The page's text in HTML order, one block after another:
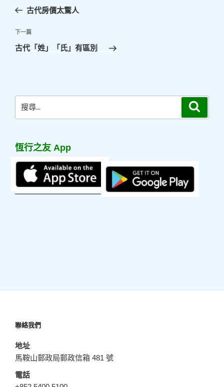
覽
一
文
章
古代房價太驚人
下
一
下一篇
古代「姓」「氏」有區別
尋
字:
恆行之友 App
聯絡我們
地址
馬鞍山郵政局郵政信箱 481 號
電話